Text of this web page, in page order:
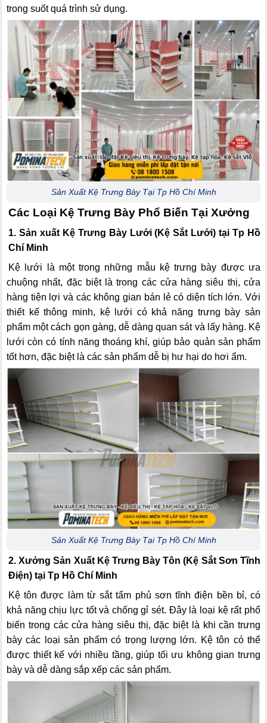
trong suốt quá trình sử dụng.
Sản Xuất Kệ Trưng Bày Tại Tp Hồ Chí Minh
Các Loại Kệ Trưng Bày Phổ Biến Tại Xưởng
1. Sản xuất Kệ Trưng Bày Lưới (Kệ Sắt Lưới) tại Tp Hồ
Chí Minh
Kệ lưới là một trong những mẫu kệ trưng bày được ưa
chuộng nhất, đặc biệt là trong các cửa hàng siêu thị, cửa
hàng tiện lợi và các không gian bán lẻ có diện tích lớn. Với
thiết kế thông minh, kệ lưới có khả năng trưng bày sản
phẩm một cách gọn gàng, dễ dàng quan sát và lấy hàng. Kệ
lưới còn có tính năng thoáng khí, giúp bảo quản sản phẩm
tốt hơn, đặc biệt là các sản phẩm dễ bị hư hại do hơi ẩm.
Sản Xuất Kệ Trưng Bày Tại Tp Hồ Chí Minh
2. Xưởng Sản Xuất Kệ Trưng Bày Tôn (Kệ Sắt Sơn Tĩnh
Điện) tại Tp Hồ Chí Minh
Kệ tôn được làm từ sắt tấm phủ sơn tĩnh điện bền bỉ, có
khả năng chịu lực tốt và chống gỉ sét. Đây là loại kệ rất phổ
biến trong các cửa hàng siêu thị, đặc biệt là khi cần trưng
bày các loại sản phẩm có trọng lượng lớn. Kệ tôn có thể
được thiết kế với nhiều tầng, giúp tối ưu không gian trưng
bày và dễ dàng sắp xếp các sản phẩm.